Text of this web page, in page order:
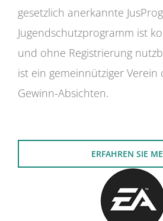
gesetzlich anerkannte
Jugendschutzprogramm ist
und ohne Registrierung
ist ein gemeinnütziger Verein
Gewinn-Absichten.
ERFAHREN SIE